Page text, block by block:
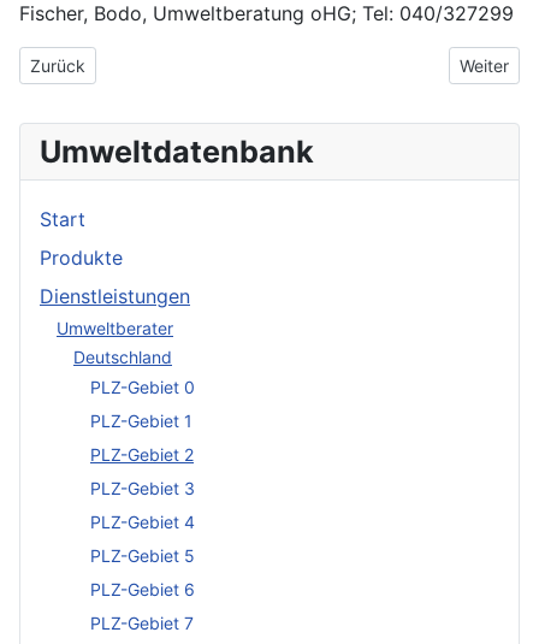
Fischer, Bodo, Umweltberatung oHG; Tel: 040/327299
Vorheriger Beitrag: FER - Ing.ges. für Automatisierung GmbH
Zurück Nächster
Weiter
Umweltdatenbank
Start
Produkte
Dienstleistungen
Umweltberater
Deutschland
PLZ-Gebiet 0
PLZ-Gebiet 1
PLZ-Gebiet 2
PLZ-Gebiet 3
PLZ-Gebiet 4
PLZ-Gebiet 5
PLZ-Gebiet 6
PLZ-Gebiet 7